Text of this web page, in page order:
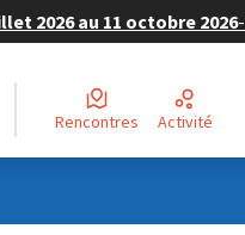
2026 au 11 octobre 2026-
Rencontres Activité